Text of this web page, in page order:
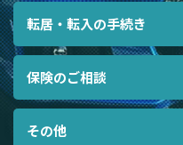
転居・転入の手続き
保険のご相談
その他